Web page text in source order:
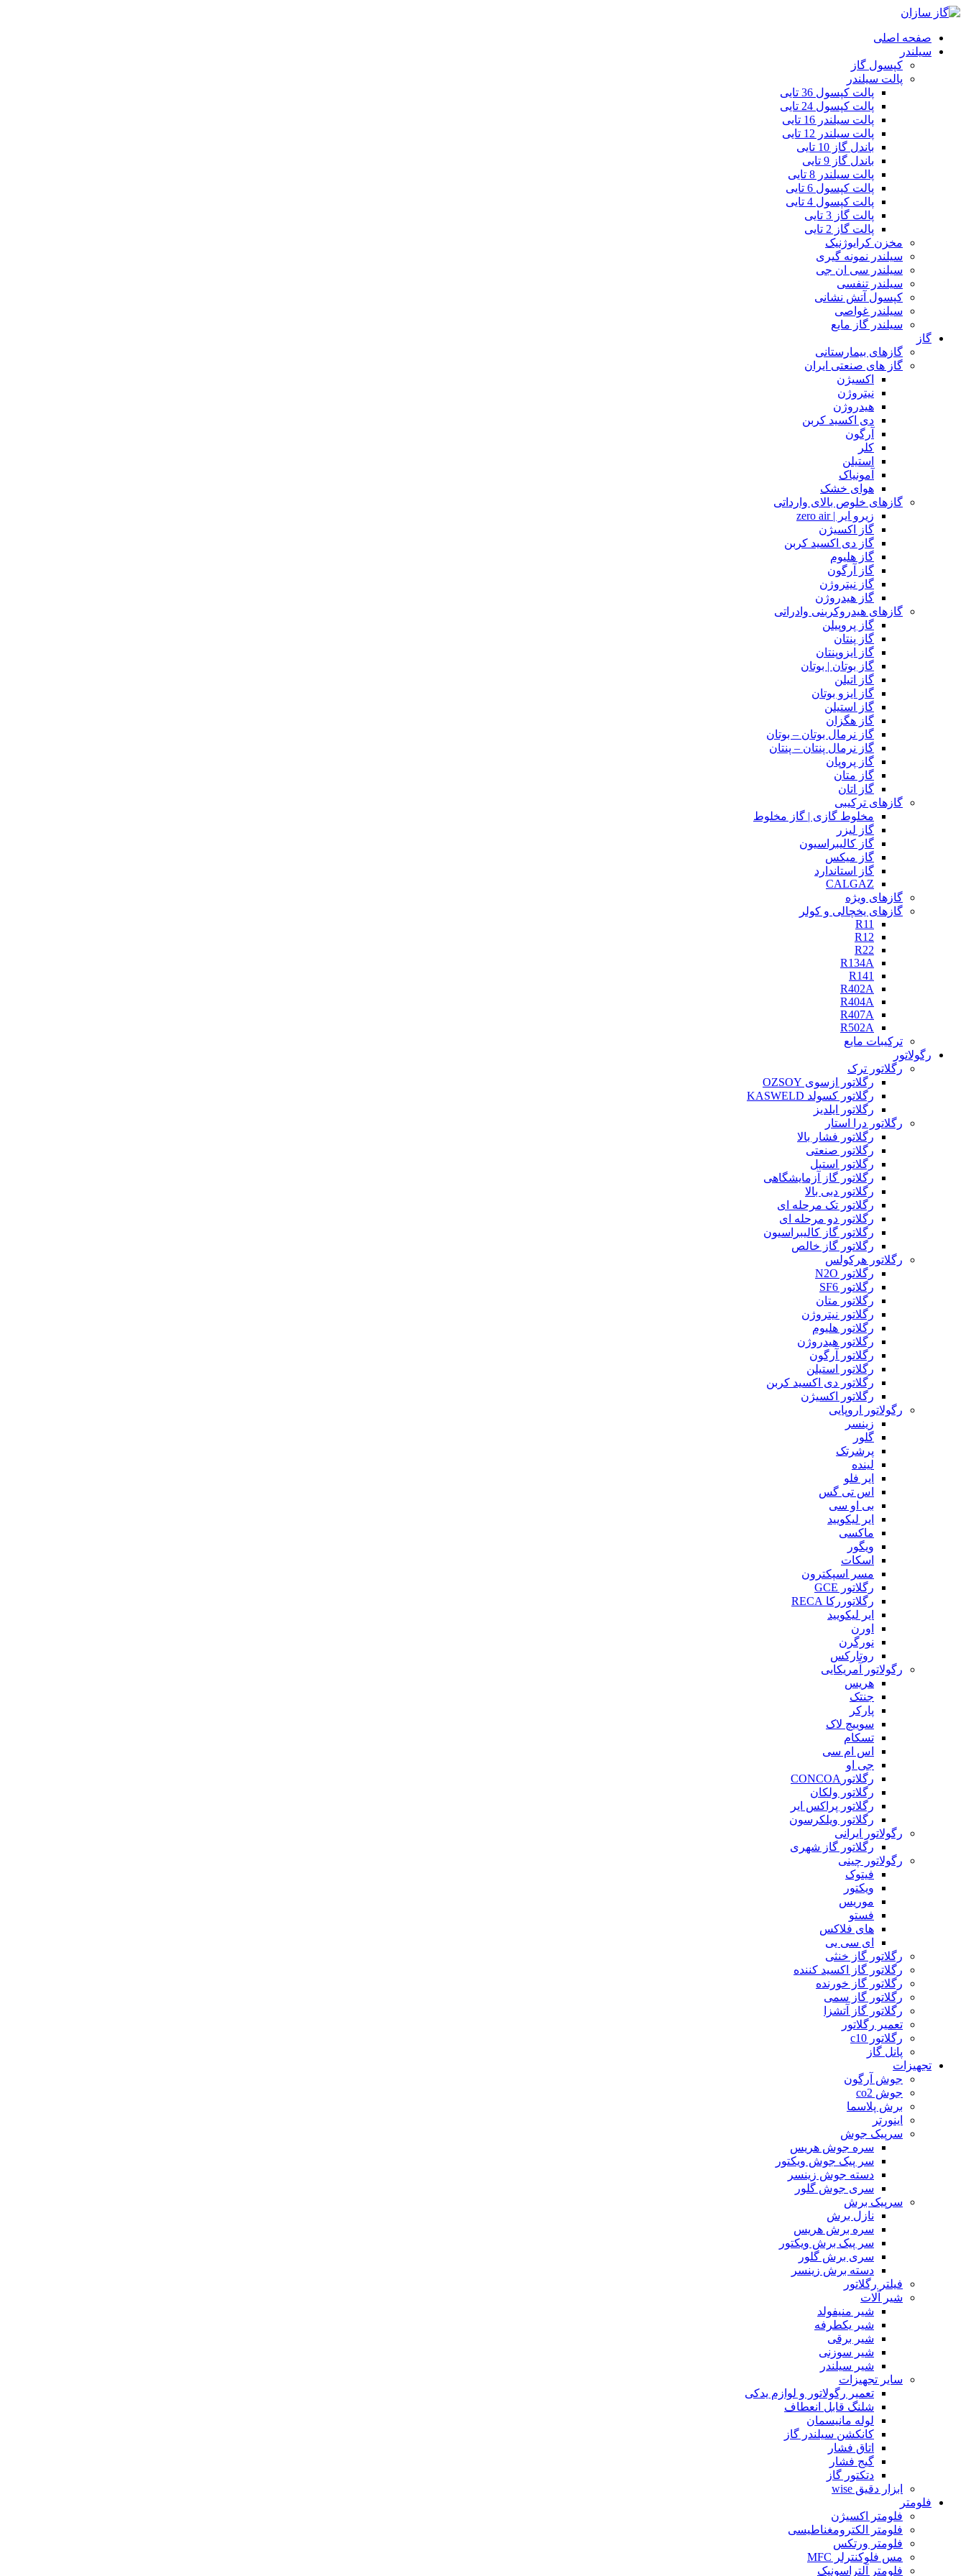
صفحه اصلی
سیلندر
کپسول گاز
پالت سیلندر
پالت کپسول 36 تایی
پالت کپسول 24 تایی
پالت سیلندر 16 تایی
پالت سیلندر 12 تایی
باندل گاز 10 تایی
باندل گاز 9 تایی
پالت سیلندر 8 تایی
پالت کپسول 6 تایی
پالت کپسول 4 تایی
پالت گاز 3 تایی
پالت گاز 2 تایی
مخزن کرایوژنیک
سیلندر نمونه گیری
سیلندر سی ان جی
سیلندر تنفسی
کپسول آتش نشانی
سیلندر غواصی
سیلندر گاز مایع
گاز
گازهای بیمارستانی
گاز های صنعتی ایران
اکسیژن
نیتروژن
هیدروژن
دی اکسید کربن
آرگون
کلر
استیلن
آمونیاک
هوای خشک
گازهای خلوص بالای وارداتی
زیرو ایر | zero air
گاز اکسیژن
گاز دی اکسید کربن
گاز هلیوم
گاز آرگون
گاز نیتروژن
گاز هیدروژن
گازهای هیدروکربنی وادراتی
گاز پروپیلن
گاز پنتان
گاز ایزوپنتان
گاز بوتان | بوتان
گاز اتیلن
گاز ایزو بوتان
گاز استیلن
گاز هگزان
گاز نرمال بوتان – بوتان
گاز نرمال پنتان – پنتان
گاز پروپان
گاز متان
گاز اتان
گازهای ترکیبی
مخلوط گازی | گاز مخلوط
گاز لیزر
گاز کالیبراسیون
گاز میکس
گاز استاندارد
CALGAZ
گازهای ویژه
گازهای یخچالی و کولر
R11
R12
R22
R134A
R141
R402A
R404A
R407A
R502A
ترکیبات مایع
رگولاتور
رگلاتور ترک
رگلاتور ازسوی OZSOY
رگلاتور کسولد KASWELD
رگلاتور ایلدیز
رگلاتور درا استار
رگلاتور فشار بالا
رگلاتور صنعتی
رگلاتور استیل
رگلاتور گاز آزمایشگاهی
رگلاتور دبی بالا
رگلاتور تک مرحله ای
رگلاتور دو مرحله ای
رگلاتور گاز کالیبراسیون
رگلاتور گاز خالص
رگلاتور هرکولس
رگلاتور N2O
رگلاتور SF6
رگلاتور متان
رگلاتور نیتروژن
رگلاتور هلیوم
رگلاتور هیدروژن
رگلاتور آرگون
رگلاتور استیلن
رگلاتور دی اکسید کربن
رگلاتور اکسیژن
رگولاتور اروپایی
زینسر
گلور
پرشرتک
لینده
ایر فلو
اس تی گس
بی او سی
ایر لیکویید
ماکسی
ویگور
اسکات
مسر اسپکترون
رگلاتور GCE
رگلاتوررکا RECA
ایر لیکویید
اورن
نورگرن
روتارکس
رگولاتور آمریکایی
هریس
جنتک
پارکر
سوییچ لاک
تسکام
اس ام سی
جی او
رگلاتورCONCOA
رگلاتور ولکان
رگلاتور پراکس ایر
رگلاتور ویلکرسون
رگولاتور ایرانی
رگلاتور گاز شهری
رگولاتور چینی
فیتوک
ویکتور
موریس
فستو
های فلاکس
ای سی یی
رگلاتور گاز خنثی
رگلاتور گاز اکسید کننده
رگلاتور گاز خورنده
رگلاتور گاز سمی
رگلاتور گاز آتشزا
تعمیر رگلاتور
رگلاتور c10
پانل گاز
تجهیزات
جوش آرگون
جوش co2
برش پلاسما
اینورتر
سرپیک جوش
سره جوش هریس
سر پیک جوش ویکتور
دسته جوش زینسر
سری جوش گلور
سرپیک برش
نازل برش
سره برش هریس
سر پیک برش ویکتور
سری برش گلور
دسته برش زینسر
فیلتر رگلاتور
شیر آلات
شیر منیفولد
شیر یکطرفه
شیر برقی
شیر سوزنی
شیر سیلندر
سایر تجهیزات
تعمیر رگولاتور و لوازم یدکی
شلنگ قابل انعطاف
لوله مانیسمان
کانکشن سیلندر گاز
اتاق فشار
گیج فشار
دتکتور گاز
ابزار دقیق wise
فلومتر
فلومتر اکسیژن
فلومتر الکترومغناطیسی
فلومتر ورتکس
مس فلوکنترلر MFC
فلومتر آلتراسونیک